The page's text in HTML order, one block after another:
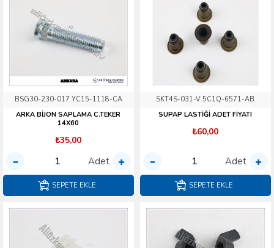
BSG30-230-017 YC15-1118-CA
ARKA BİJON SAPLAMA C.TEKER
14X60
₺35,00
Adet
SEPETE EKLE
SKT4S-031-V 5C1Q-6571-AB
SUPAP LASTİĞİ ADET FİYATI
₺60,00
Adet
SEPETE EKLE